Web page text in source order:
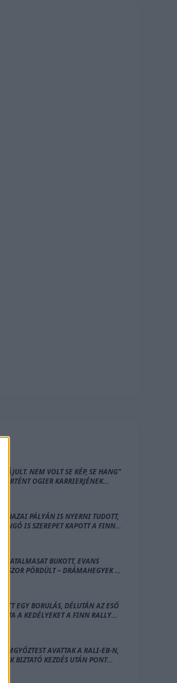
ELÁJULT. NEM VOLT SE KÉP, SE HANG”
TÖRTÉNT OGIER KARRIERJÉNEK
HAZAI PÁLYÁN IS NYERNI TUDOTT,
DONGÓ IS SZEREPET KAPOTT A FINN
HATALMASAT BUKOTT, EVANS
PÖRDÜLT – DRÁMAHEGYEK A
EGY BORULÁS, DÉLUTÁN AZ ESŐ
A KEDÉLYEKET A FINN RALLY
AVATTAK A RALI-EB-N,
BIZTATÓ KEZDÉS UTÁN PONT